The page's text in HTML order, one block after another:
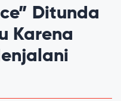
Ditunda
Karena